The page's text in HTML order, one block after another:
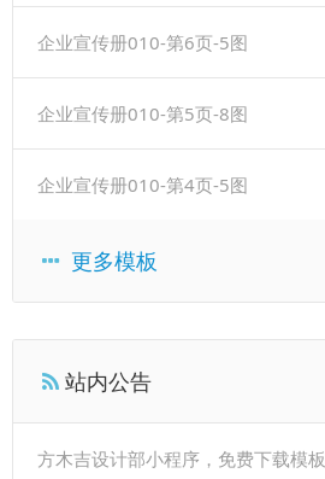
企业宣传册010-第6页-5图
企业宣传册010-第5页-8图
企业宣传册010-第4页-5图
更多模板
站内公告
方木吉设计部小程序，免费下载模板